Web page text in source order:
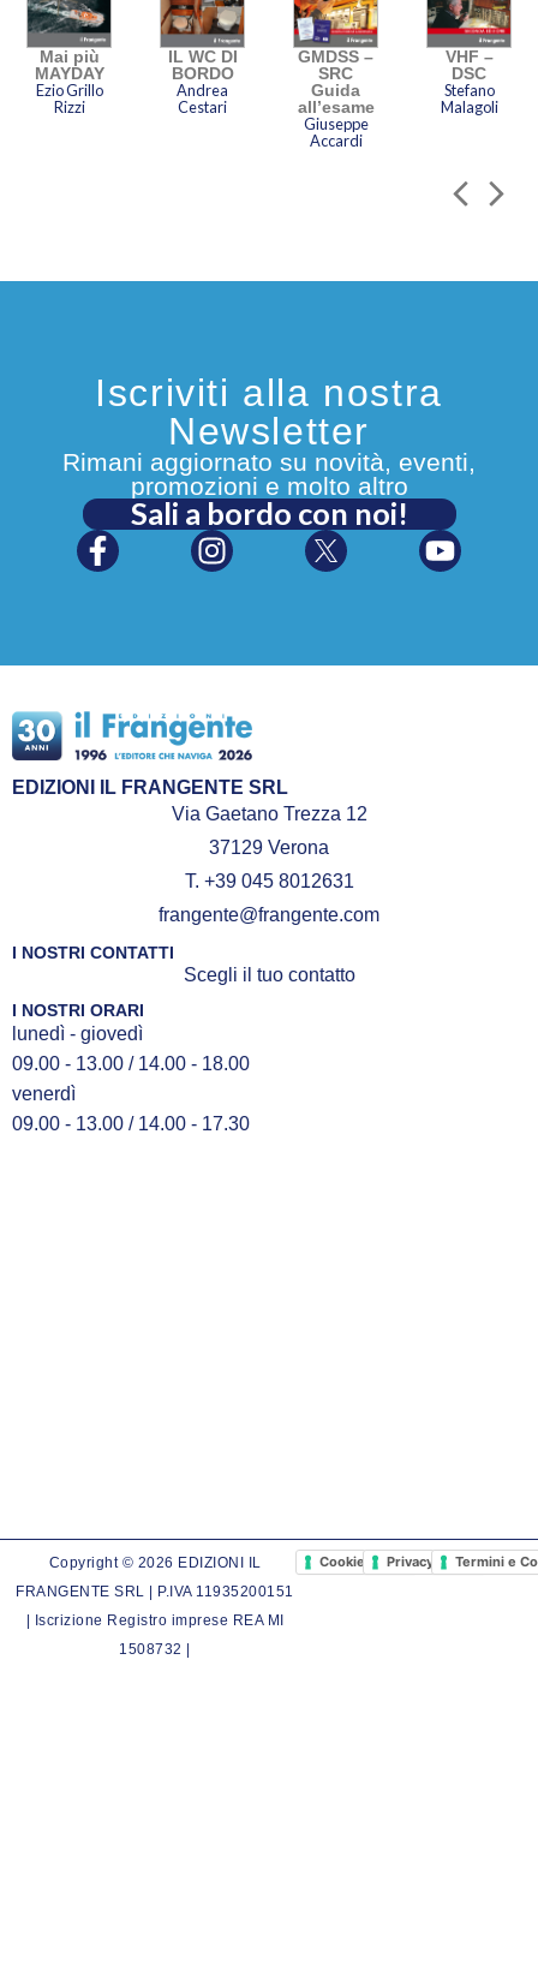
Mai più
MAYDAY
Ezio Grillo
Rizzi
IL WC DI
BORDO
Andrea
Cestari
GMDSS –
SRC
Guida
all’esame
Giuseppe
Accardi
VHF –
DSC
Stefano
Malagoli
Iscriviti alla nostra
Newsletter
Rimani aggiornato su novità, eventi,
promozioni e molto altro
Sali a bordo con noi!
EDIZIONI IL FRANGENTE SRL
Via Gaetano Trezza 12
37129 Verona
T. +39 045 8012631
frangente@frangente.com
I NOSTRI CONTATTI
Scegli il tuo contatto
I NOSTRI ORARI
lunedì - giovedì
09.00 - 13.00 / 14.00 - 18.00
venerdì
09.00 - 13.00 / 14.00 - 17.30
Copyright © 2026 EDIZIONI IL
FRANGENTE SRL | P.IVA 11935200151
| Iscrizione Registro imprese REA MI
1508732 |
Cookie PolicyPrivacy PolicyTermini e